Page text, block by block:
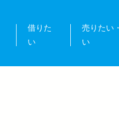
借りた
い
売りたい
い